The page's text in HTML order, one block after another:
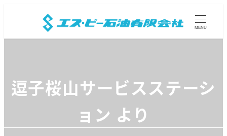
MENU
逗子桜山サービスステーシ
ョン より